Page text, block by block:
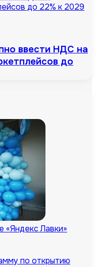
до 22% к 2029
ввести НДС на
до
«Яндекс Лавки»
по открытию